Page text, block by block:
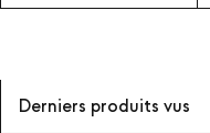
Derniers produits vus